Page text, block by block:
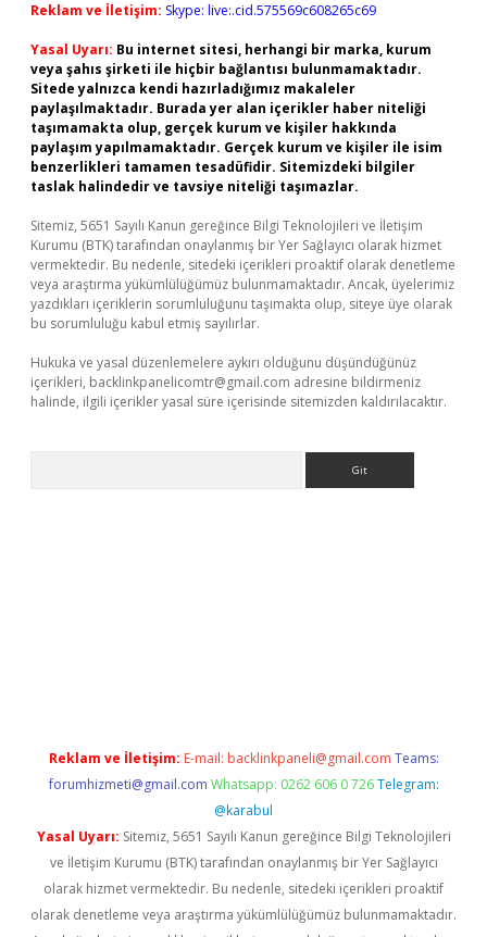
Reklam ve İletişim: Skype: live:.cid.575569c608265c69
Yasal Uyarı: Bu internet sitesi, herhangi bir marka, kurum
veya şahıs şirketi ile hiçbir bağlantısı bulunmamaktadır.
Sitede yalnızca kendi hazırladığımız makaleler
paylaşılmaktadır. Burada yer alan içerikler haber niteliği
taşımamakta olup, gerçek kurum ve kişiler hakkında
paylaşım yapılmamaktadır. Gerçek kurum ve kişiler ile isim
benzerlikleri tamamen tesadüfidir. Sitemizdeki bilgiler
taslak halindedir ve tavsiye niteliği taşımazlar.
Sitemiz, 5651 Sayılı Kanun gereğince Bilgi Teknolojileri ve İletişim
Kurumu (BTK) tarafından onaylanmış bir Yer Sağlayıcı olarak hizmet
vermektedir. Bu nedenle, sitedeki içerikleri proaktif olarak denetleme
veya araştırma yükümlülüğümüz bulunmamaktadır. Ancak, üyelerimiz
yazdıkları içeriklerin sorumluluğunu taşımakta olup, siteye üye olarak
bu sorumluluğu kabul etmiş sayılırlar.
Hukuka ve yasal düzenlemelere aykırı olduğunu düşündüğünüz
içerikleri, backlinkpanelicomtr@gmail.com adresine bildirmeniz
halinde, ilgili içerikler yasal süre içerisinde sitemizden kaldırılacaktır.
Reklam ve İletişim: E-mail: backlinkpaneli@gmail.com Teams:
forumhizmeti@gmail.com Whatsapp: 0262 606 0 726 Telegram:
@karabul
Yasal Uyarı: Sitemiz, 5651 Sayılı Kanun gereğince Bilgi Teknolojileri
ve İletişim Kurumu (BTK) tarafından onaylanmış bir Yer Sağlayıcı
olarak hizmet vermektedir. Bu nedenle, sitedeki içerikleri proaktif
olarak denetleme veya araştırma yükümlülüğümüz bulunmamaktadır.